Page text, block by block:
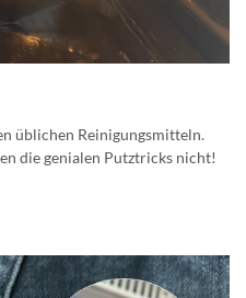
üblichen Reinigungsmitteln.
die genialen Putztricks nicht!